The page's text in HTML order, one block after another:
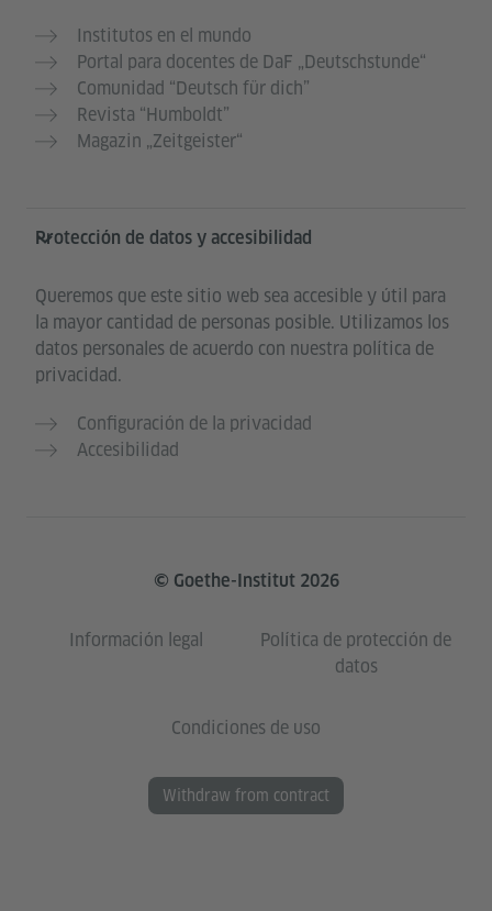
Institutos en el mundo
Portal para docentes de DaF „Deutschstunde“
Comunidad “Deutsch für dich”
Revista “Humboldt”
Magazin „Zeitgeister“
Protección de datos y accesibilidad
Queremos que este sitio web sea accesible y útil para
la mayor cantidad de personas posible. Utilizamos los
datos personales de acuerdo con nuestra política de
privacidad.
Configuración de la privacidad
Accesibilidad
© Goethe-Institut 2026
Información legal
Política de protección de
datos
Condiciones de uso
Withdraw from contract